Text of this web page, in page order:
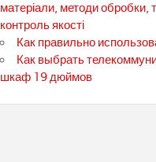
матеріали, методи обробки,
контроль якості
Как правильно
Как выбрать
шкаф 19 дюймов